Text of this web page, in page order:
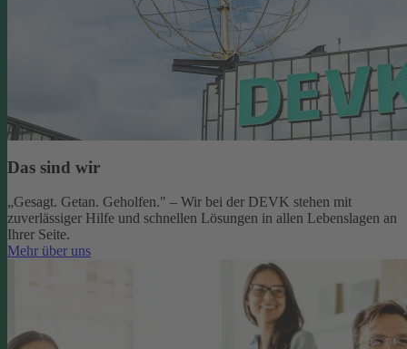
Das sind wir
„Gesagt. Getan. Geholfen." – Wir bei der DEVK stehen mit
zuverlässiger Hilfe und schnellen Lösungen in allen Lebenslagen an
Ihrer Seite.
Mehr über uns